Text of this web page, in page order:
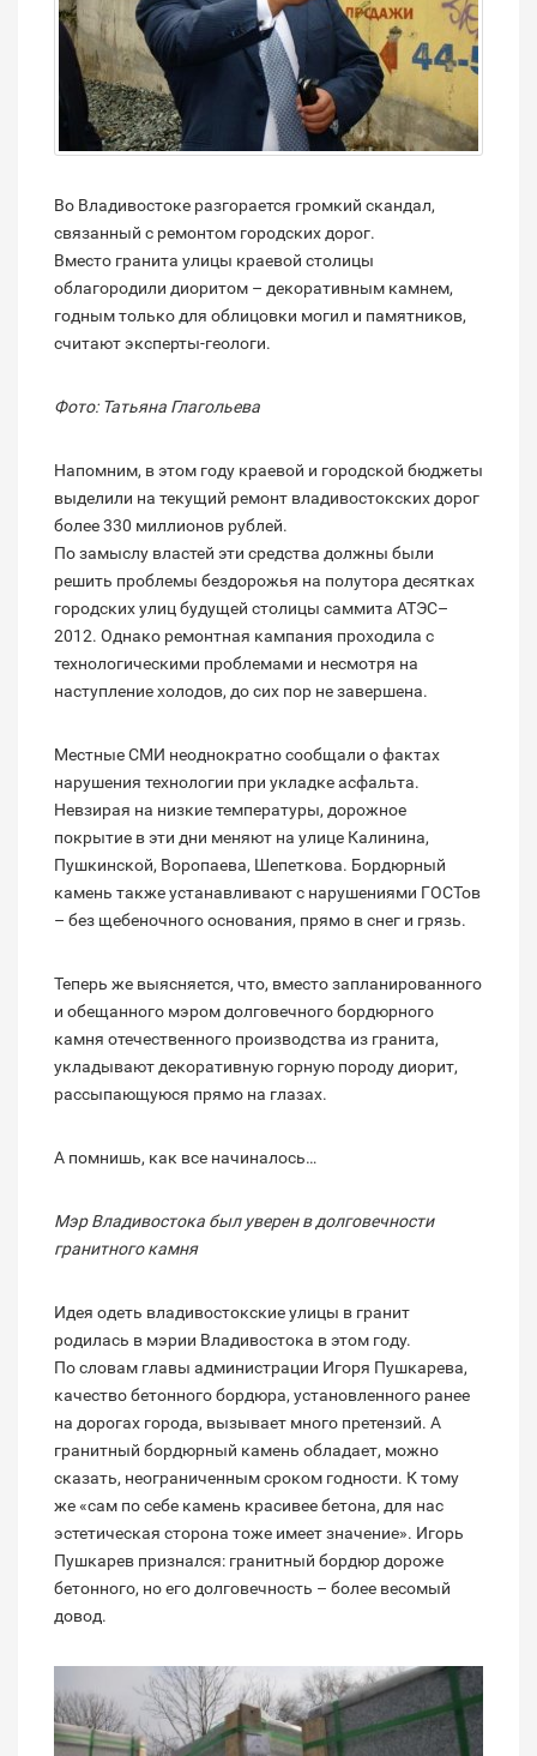
Во Владивостоке разгорается громкий скандал,
связанный с ремонтом городских дорог.
Вместо гранита улицы краевой столицы
облагородили диоритом – декоративным камнем,
годным только для облицовки могил и памятников,
считают эксперты-геологи.
Фото: Татьяна Глагольева
Напомним, в этом году краевой и городской бюджеты
выделили на текущий ремонт владивостокских дорог
более 330 миллионов рублей.
По замыслу властей эти средства должны были
решить проблемы бездорожья на полутора десятках
городских улиц будущей столицы саммита АТЭС–
2012. Однако ремонтная кампания проходила с
технологическими проблемами и несмотря на
наступление холодов, до сих пор не завершена.
Местные СМИ неоднократно сообщали о фактах
нарушения технологии при укладке асфальта.
Невзирая на низкие температуры, дорожное
покрытие в эти дни меняют на улице Калинина,
Пушкинской, Воропаева, Шепеткова. Бордюрный
камень также устанавливают с нарушениями ГОСТов
– без щебеночного основания, прямо в снег и грязь.
Теперь же выясняется, что, вместо запланированного
и обещанного мэром долговечного бордюрного
камня отечественного производства из гранита,
укладывают декоративную горную породу диорит,
рассыпающуюся прямо на глазах.
А помнишь, как все начиналось…
Мэр Владивостока был уверен в долговечности
гранитного камня
Идея одеть владивостокские улицы в гранит
родилась в мэрии Владивостока в этом году.
По словам главы администрации Игоря Пушкарева,
качество бетонного бордюра, установленного ранее
на дорогах города, вызывает много претензий. А
гранитный бордюрный камень обладает, можно
сказать, неограниченным сроком годности. К тому
же «сам по себе камень красивее бетона, для нас
эстетическая сторона тоже имеет значение». Игорь
Пушкарев признался: гранитный бордюр дороже
бетонного, но его долговечность – более весомый
довод.